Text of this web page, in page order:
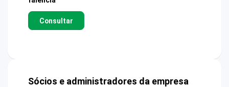
Consultar
Sócios e administradores da empresa